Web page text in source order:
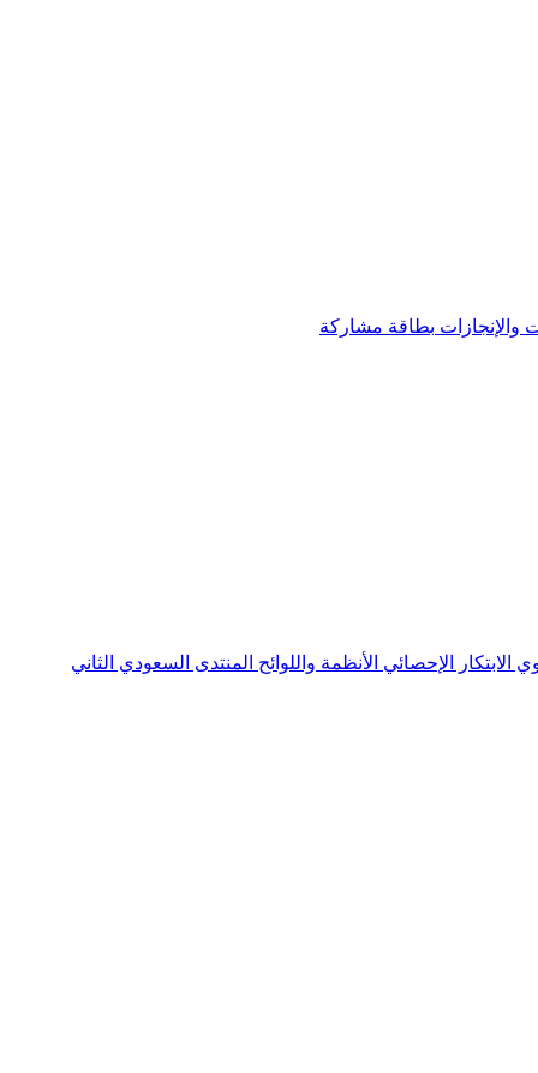
والإنجازات بطاقة مشاركة
الابتكار الإحصائي الأنظمة واللوائح المنتدى السعودي الثاني